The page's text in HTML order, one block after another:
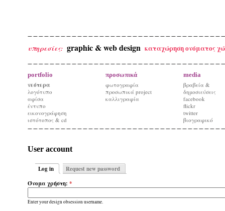
υπηρεσίες: graphic & web design καταχώρηση ονόματος
portfolio
νεότερα
λογότυπο
αφίσα
έντυπο
εικονογράφηση
ιστότοπος & cd
προσωπικά
φωτογραφία
προσωπικά project
καλλιγραφία
media
βραβεία &
δημοσιεύσεις
facebook
flickr
twitter
βιογραφικό
User account
Log in
Request new password
Όνομα χρήστη: *
Enter your design obsession username.